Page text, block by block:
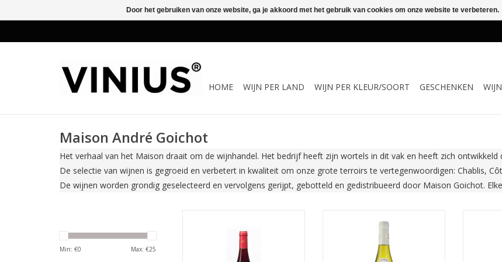
HOME WIJN PER LAND WIJN PER KLEUR/SOORT GESCHENKEN
Maison André Goichot
Het verhaal van het Maison draait om de wijnhandel. Het bedrijf heeft zijn wortels in dit vak en heeft zich
De selectie van wijnen is gegroeid en verbetert in kwaliteit om onze grote terroirs te vertegenwoordigen: Chablis,
De wijnen worden grondig geselecteerd en vervolgens gerijpt, gebotteld en gedistribueerd door Maison Goichot.
Min: €0 Max: €25
fruit als braam en cassis. In de
mond heeft het afgeronde
rijkelijk en vol. Zeer typische
Chardonnay uit de Bourgogne,
met aroma's en smaken van gele
fruit
Door het gebruiken van onze website, ga je akkoord met het gebruik van cookies om onze website te verbeteren.